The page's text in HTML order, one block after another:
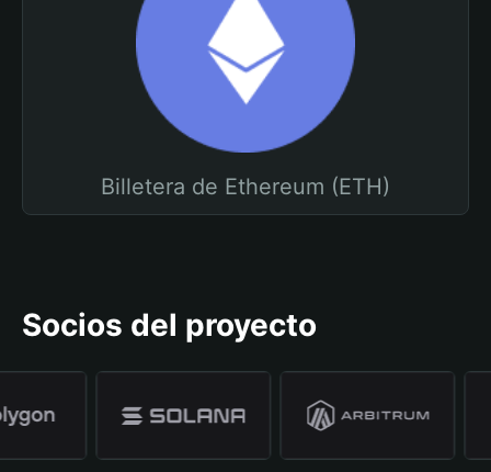
Billetera de Ethereum (ETH)
Socios del proyecto